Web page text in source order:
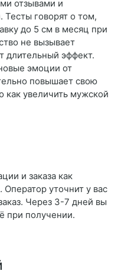
отзывами и
Тесты говорят о том,
до 5 см в месяц при
не вызывает
длительный эффект.
эмоции от
повышает свою
как увеличить мужской
и заказа как
уточнит у вас
Через 3-7 дней вы
при получении.